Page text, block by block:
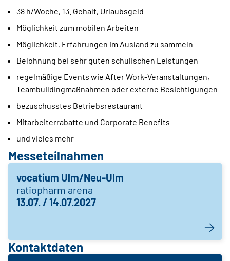
38 h/Woche, 13. Gehalt, Urlaubsgeld
Möglichkeit zum mobilen Arbeiten
Möglichkeit, Erfahrungen im Ausland zu sammeln
Belohnung bei sehr guten schulischen Leistungen
regelmäßige Events wie After Work-Veranstaltungen,
Teambuildingmaßnahmen oder externe Besichtigungen
bezuschusstes Betriebsrestaurant
Mitarbeiterrabatte und Corporate Benefits
und vieles mehr
Messeteilnahmen
vocatium Ulm/Neu-Ulm
ratiopharm arena
13.07. / 14.07.2027
Kontaktdaten